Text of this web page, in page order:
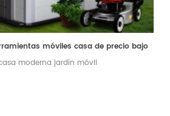
móviles casa de precio bajo
moderna jardín móvil